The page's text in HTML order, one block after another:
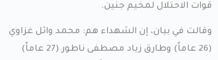
قوات الاحتلال لمخيم جنين.
وقالت في بيان، إن الشهداء هم: محمد وائل غزاوي
(26 عاماً) وطارق زياد مصطفى ناطور (27 عاماً)